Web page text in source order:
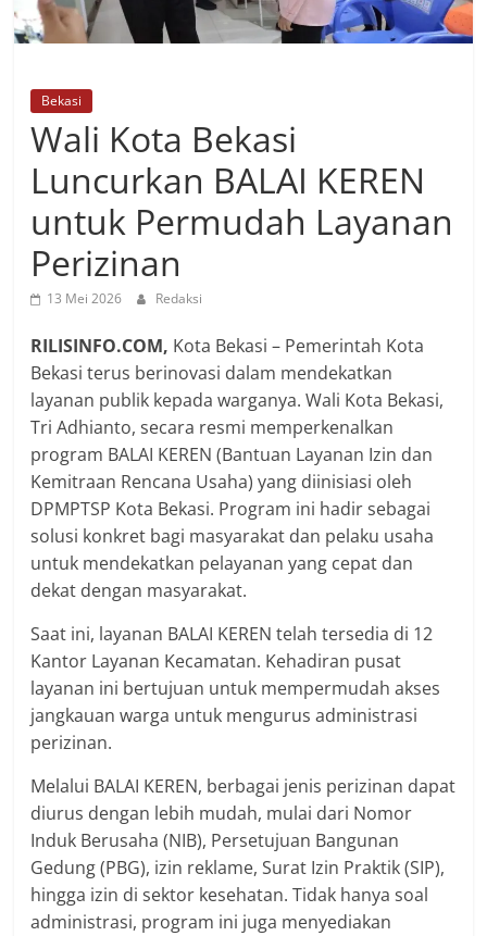
Bekasi
Wali Kota Bekasi
Luncurkan BALAI KEREN
untuk Permudah Layanan
Perizinan
13 Mei 2026 Redaksi
RILISINFO.COM, Kota Bekasi – Pemerintah Kota
Bekasi terus berinovasi dalam mendekatkan
layanan publik kepada warganya. Wali Kota Bekasi,
Tri Adhianto, secara resmi memperkenalkan
program BALAI KEREN (Bantuan Layanan Izin dan
Kemitraan Rencana Usaha) yang diinisiasi oleh
DPMPTSP Kota Bekasi. Program ini hadir sebagai
solusi konkret bagi masyarakat dan pelaku usaha
untuk mendekatkan pelayanan yang cepat dan
dekat dengan masyarakat.
Saat ini, layanan BALAI KEREN telah tersedia di 12
Kantor Layanan Kecamatan. Kehadiran pusat
layanan ini bertujuan untuk mempermudah akses
jangkauan warga untuk mengurus administrasi
perizinan.
Melalui BALAI KEREN, berbagai jenis perizinan dapat
diurus dengan lebih mudah, mulai dari Nomor
Induk Berusaha (NIB), Persetujuan Bangunan
Gedung (PBG), izin reklame, Surat Izin Praktik (SIP),
hingga izin di sektor kesehatan. Tidak hanya soal
administrasi, program ini juga menyediakan